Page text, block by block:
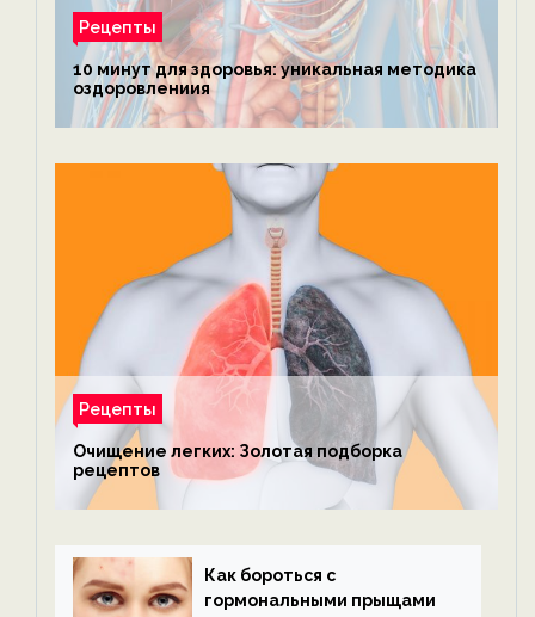
Рецепты
10 минут для здоровья: уникальная методика
оздоровлениия
Рецепты
Очищение легких: Золотая подборка
рецептов
Как бороться с
гормональными прыщами